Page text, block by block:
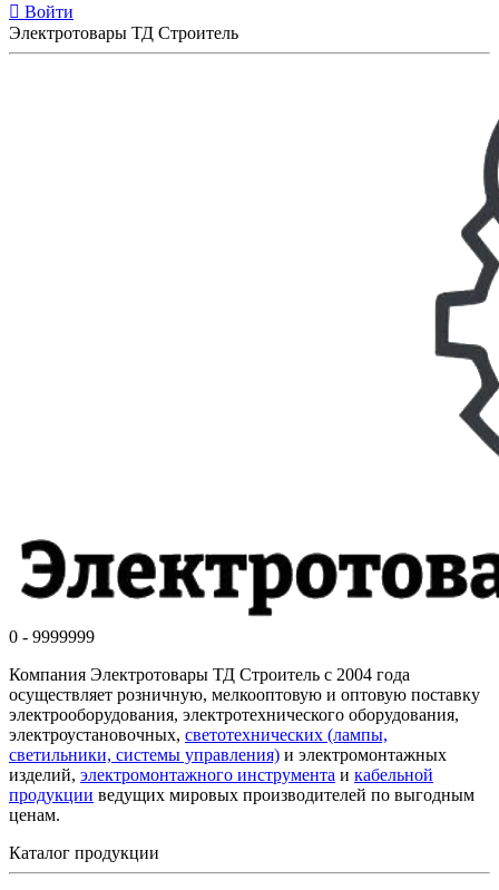
Войти
Электротовары ТД Строитель
0 - 9999999
Компания Электротовары ТД Строитель с 2004 года
осуществляет розничную, мелкооптовую и оптовую поставку
электрооборудования, электротехнического оборудования,
электроустановочных, светотехнических (лампы,
светильники, системы управления) и электромонтажных
изделий, электромонтажного инструмента и кабельной
продукции ведущих мировых производителей по выгодным
ценам.
Каталог продукции